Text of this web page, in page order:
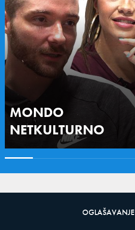
MONDO
NETKULTURNO
OGLAŠAVANJE